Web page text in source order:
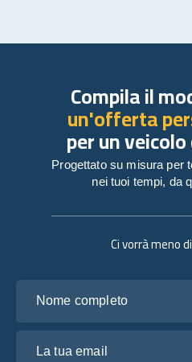
Ci vorrà meno
Compila il
un'offerta
per un
Progettato su misura per
nei tuoi tempi, da